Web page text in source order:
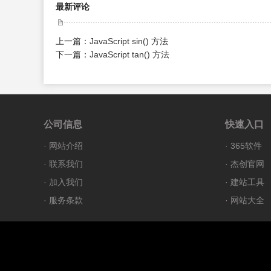
最新评论
上一篇： JavaScript sin() 方法
下一篇： JavaScript tan() 方法
公司信息
· 网站介绍
· 联系我们
· 加入我们
· 服务条款
快速入口
· 365软件
· 杰创官网
· 建站工具
· 网站大全